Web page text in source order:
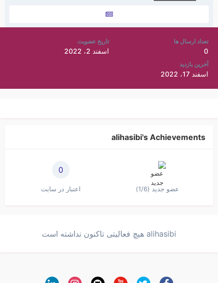
تعداد ارسال ها
0
تاریخ عضویت
اسفند 2، 2022
آخرین بازدید
اسفند 17، 2022
alihasibi's Achievements
عضو جدید (1/6)
0
اعتبار در سایت
alihasibi هیچ فعالیتی تاکنون نداشته است